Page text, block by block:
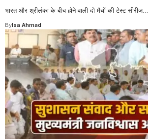
भारत और श्रीलंका के बीच होने वाली दो मैचों की टेस्ट सीरीज…
ByIsa Ahmad